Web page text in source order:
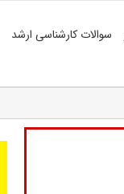
سوالات کارشناسی ارشد